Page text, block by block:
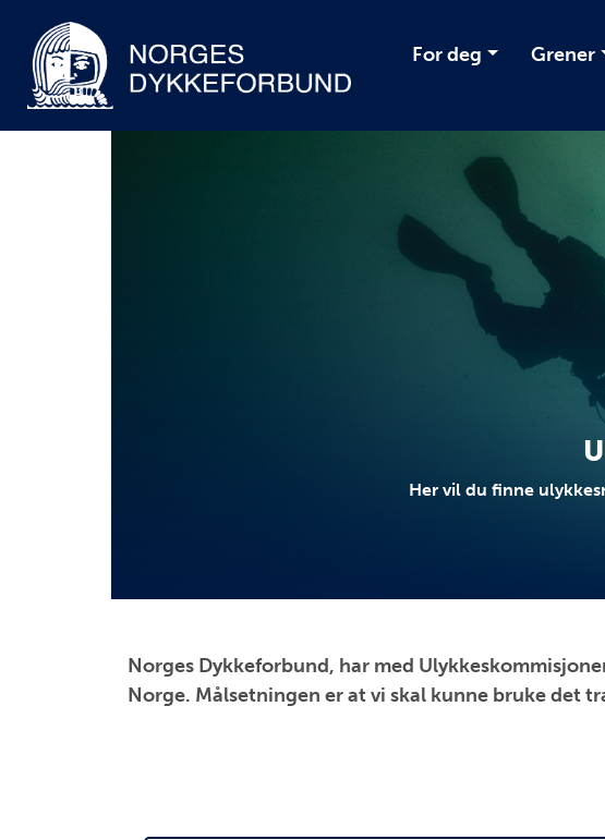
For deg Grener
Her vil du finne
Norges Dykkeforbund, har med
Norge. Målsetningen er at vi skal kunne bruke det